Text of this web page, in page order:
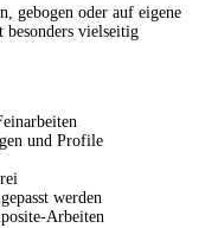
gebogen oder auf eigene
vielseitig
und Profile
werden
Arbeiten